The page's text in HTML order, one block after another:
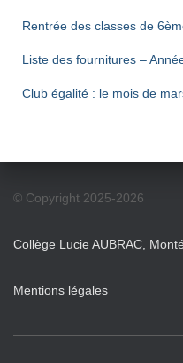
Rentrée des classes de
Liste des fournitures –
Club égalité : le mois de
© Copyright 2025-2026
Collège Lucie AUBRAC,
Mentions légales